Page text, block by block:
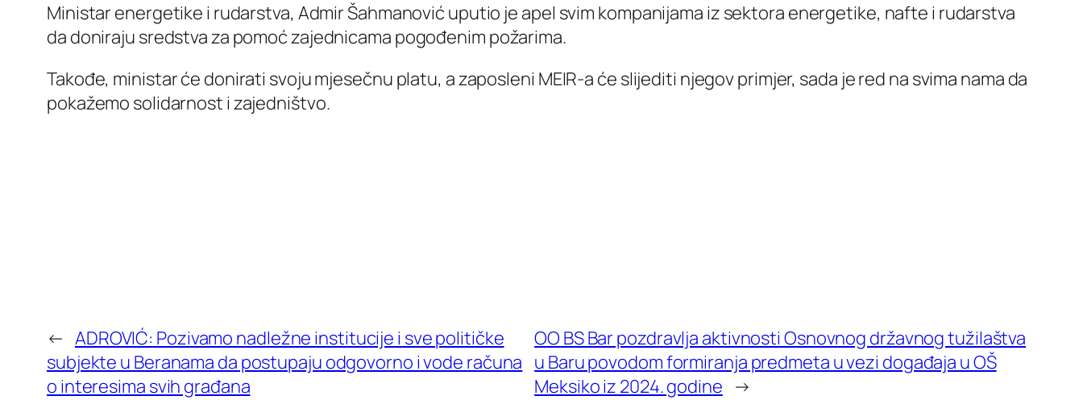
Ministar energetike i rudarstva, Admir Šahmanović uputio je apel svim kompanijama iz sektora energetike, nafte i rudarstva
da doniraju sredstva za pomoć zajednicama pogođenim požarima.
Takođe, ministar će donirati svoju mjesečnu platu, a zaposleni MEIR-a će slijediti njegov primjer, sada je red na svima nama da
pokažemo solidarnost i zajedništvo.
← ADROVIĆ: Pozivamo nadležne institucije i sve političke
subjekte u Beranama da postupaju odgovorno i vode računa
o interesima svih građana
OO BS Bar pozdravlja aktivnosti Osnovnog državnog tužilaštva
u Baru povodom formiranja predmeta u vezi događaja u OŠ
Meksiko iz 2024. godine →